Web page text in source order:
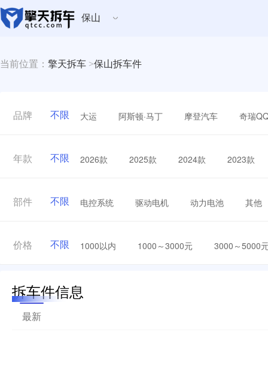
保山
当前位置： 擎天拆车 >保山拆车件
品牌 不限 大运 阿斯顿·马丁 摩登汽车 奇瑞
年款 不限 2026款 2025款 2024款 2023款
部件 不限 电控系统 驱动电机 动力电池 其他
价格 不限 1000以内 1000～3000元 3000～5000
拆车件信息
最新